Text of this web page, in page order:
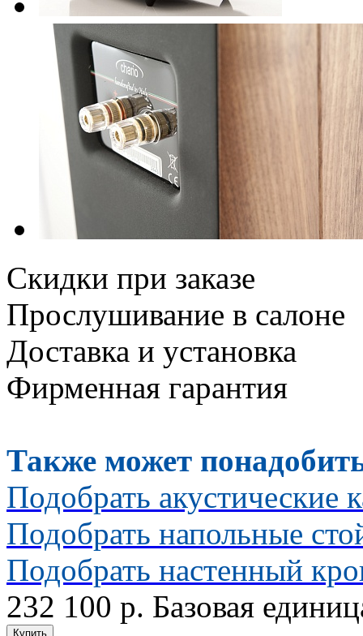
Скидки при заказе
Прослушивание в салоне
Доставка и установка
Фирменная гарантия
Также может
Подобрать акустические
Подобрать напольные
Подобрать настенный
232 100 р. Базовая